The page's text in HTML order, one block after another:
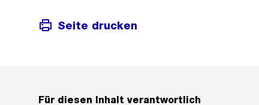
Seite drucken
Für diesen Inhalt verantwortlich